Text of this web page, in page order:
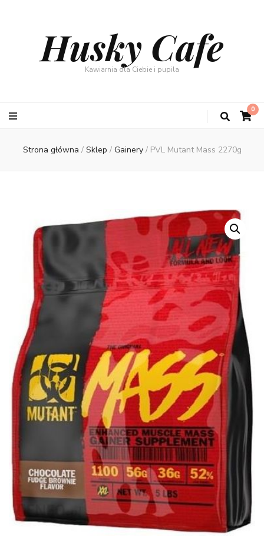
Husky Cafe
Kawiarnia dla Ciebie i pupila
0
Strona główna / Sklep / Gainery / PVL Mutant Mass 2270g